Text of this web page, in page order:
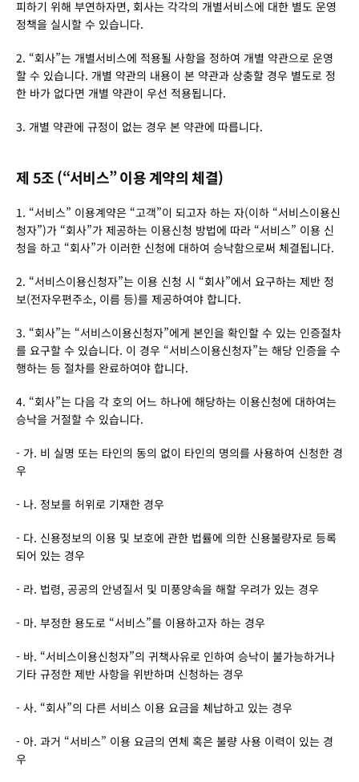
피하기 위해 부연하자면, 회사는 각각의 개별서비스에 대한 별도 운영
정책을 실시할 수 있습니다.
2. “회사”는 개별서비스에 적용될 사항을 정하여 개별 약관으로 운영
할 수 있습니다. 개별 약관의 내용이 본 약관과 상충할 경우 별도로 정
한 바가 없다면 개별 약관이 우선 적용됩니다.
3. 개별 약관에 규정이 없는 경우 본 약관에 따릅니다.
제 5조 (“서비스” 이용 계약의 체결)
1. “서비스” 이용계약은 “고객”이 되고자 하는 자(이하 “서비스이용신
청자”)가 “회사”가 제공하는 이용신청 방법에 따라 “서비스” 이용 신
청을 하고 “회사”가 이러한 신청에 대하여 승낙함으로써 체결됩니다.
2. “서비스이용신청자”는 이용 신청 시 “회사”에서 요구하는 제반 정
보(전자우편주소, 이름 등)를 제공하여야 합니다.
3. “회사”는 “서비스이용신청자”에게 본인을 확인할 수 있는 인증절차
를 요구할 수 있습니다. 이 경우 “서비스이용신청자”는 해당 인증을 수
행하는 등 절차를 완료하여야 합니다.
4. “회사”는 다음 각 호의 어느 하나에 해당하는 이용신청에 대하여는
승낙을 거절할 수 있습니다.
- 가. 비 실명 또는 타인의 동의 없이 타인의 명의를 사용하여 신청한 경
우
- 나. 정보를 허위로 기재한 경우
- 다. 신용정보의 이용 및 보호에 관한 법률에 의한 신용불량자로 등록
되어 있는 경우
- 라. 법령, 공공의 안녕질서 및 미풍양속을 해할 우려가 있는 경우
- 마. 부정한 용도로 “서비스”를 이용하고자 하는 경우
- 바. “서비스이용신청자”의 귀책사유로 인하여 승낙이 불가능하거나
기타 규정한 제반 사항을 위반하며 신청하는 경우
- 사. “회사”의 다른 서비스 이용 요금을 체납하고 있는 경우
- 아. 과거 “서비스” 이용 요금의 연체 혹은 불량 사용 이력이 있는 경
우